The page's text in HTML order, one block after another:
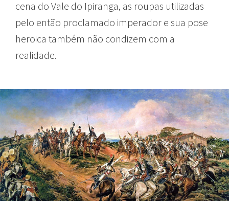
cena do Vale do Ipiranga, as roupas utilizadas
pelo então proclamado imperador e sua pose
heroica também não condizem com a
realidade.